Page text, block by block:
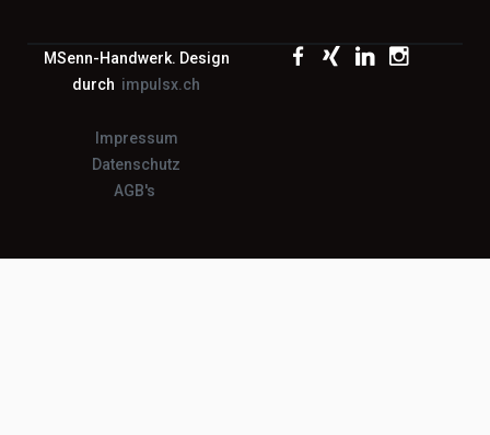
MSenn-Handwerk. Design
durch impulsx.ch
Impressum
Datenschutz
AGB's